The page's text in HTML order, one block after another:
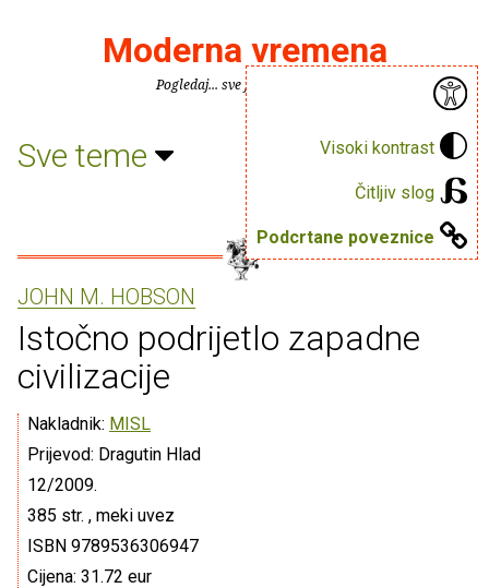
Visoki kontrast
Čitljiv slog
Podcrtane poveznice
Moderna vremena
Pogledaj... sve je puno knjiga.
Sve teme
JOHN M. HOBSON
Istočno podrijetlo zapadne
civilizacije
Nakladnik: MISL
Prijevod: Dragutin Hlad
12/2009.
385 str. , meki uvez
ISBN 9789536306947
Cijena: 31.72 eur